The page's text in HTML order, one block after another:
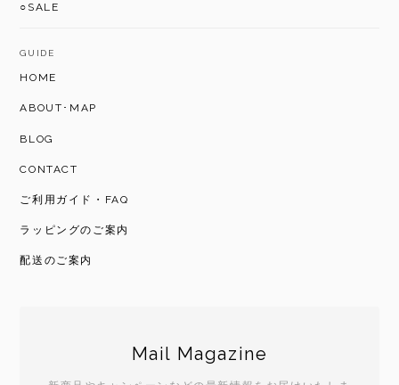
○SALE
GUIDE
HOME
ABOUT･MAP
BLOG
CONTACT
ご利用ガイド・FAQ
ラッピングのご案内
配送のご案内
Mail Magazine